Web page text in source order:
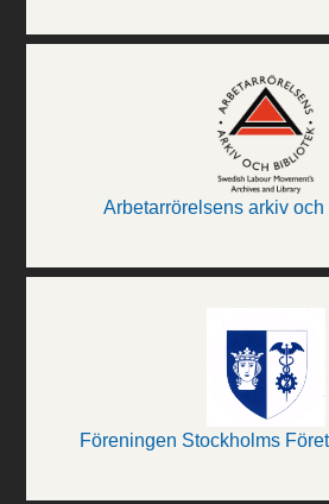
Arbetarrörelsens arkiv
Föreningen Stockholms